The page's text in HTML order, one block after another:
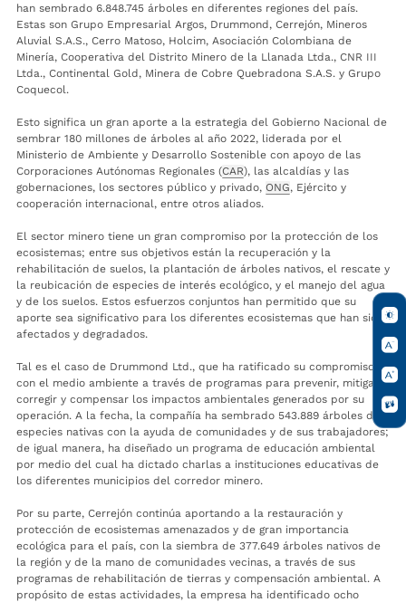
han sembrado 6.848.745 árboles en diferentes regiones del país.
Estas son Grupo Empresarial Argos, Drummond, Cerrejón, Mineros
Aluvial S.A.S., Cerro Matoso, Holcim, Asociación Colombiana de
Minería, Cooperativa del Distrito Minero de la Llanada Ltda., CNR III
Ltda., Continental Gold, Minera de Cobre Quebradona S.A.S. y Grupo
Coquecol.
Esto significa un gran aporte a la estrategia del Gobierno Nacional de
sembrar 180 millones de árboles al año 2022, liderada por el
Ministerio de Ambiente y Desarrollo Sostenible con apoyo de las
Corporaciones Autónomas Regionales (CAR), las alcaldías y las
gobernaciones, los sectores público y privado, ONG, Ejército y
cooperación internacional, entre otros aliados.
El sector minero tiene un gran compromiso por la protección de los
ecosistemas; entre sus objetivos están la recuperación y la
rehabilitación de suelos, la plantación de árboles nativos, el rescate y
la reubicación de especies de interés ecológico, y el manejo del agua
y de los suelos. Estos esfuerzos conjuntos han permitido que su
aporte sea significativo para los diferentes ecosistemas que han sido
afectados y degradados.
Tal es el caso de Drummond Ltd., que ha ratificado su compromiso
con el medio ambiente a través de programas para prevenir, mitigar,
corregir y compensar los impactos ambientales generados por su
operación. A la fecha, la compañía ha sembrado 543.889 árboles de
especies nativas con la ayuda de comunidades y de sus trabajadores;
de igual manera, ha diseñado un programa de educación ambiental
por medio del cual ha dictado charlas a instituciones educativas de
los diferentes municipios del corredor minero.
Por su parte, Cerrejón continúa aportando a la restauración y
protección de ecosistemas amenazados y de gran importancia
ecológica para el país, con la siembra de 377.649 árboles nativos de
la región y de la mano de comunidades vecinas, a través de sus
programas de rehabilitación de tierras y compensación ambiental. A
propósito de estas actividades, la empresa ha identificado ocho